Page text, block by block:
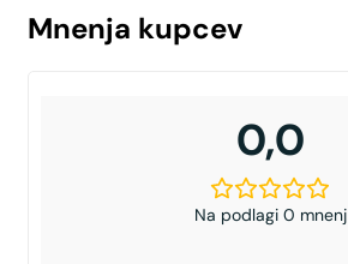
Mnenja kupcev
0,0
Na podlagi 0 mnenj